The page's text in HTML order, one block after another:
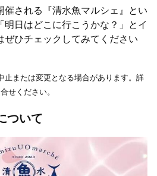
催される『清水魚マルシェ』とい
明日はどこに行こうかな？」とイ
ひチェックしてみてください
止または変更となる場合があります。詳
せください。
ついて